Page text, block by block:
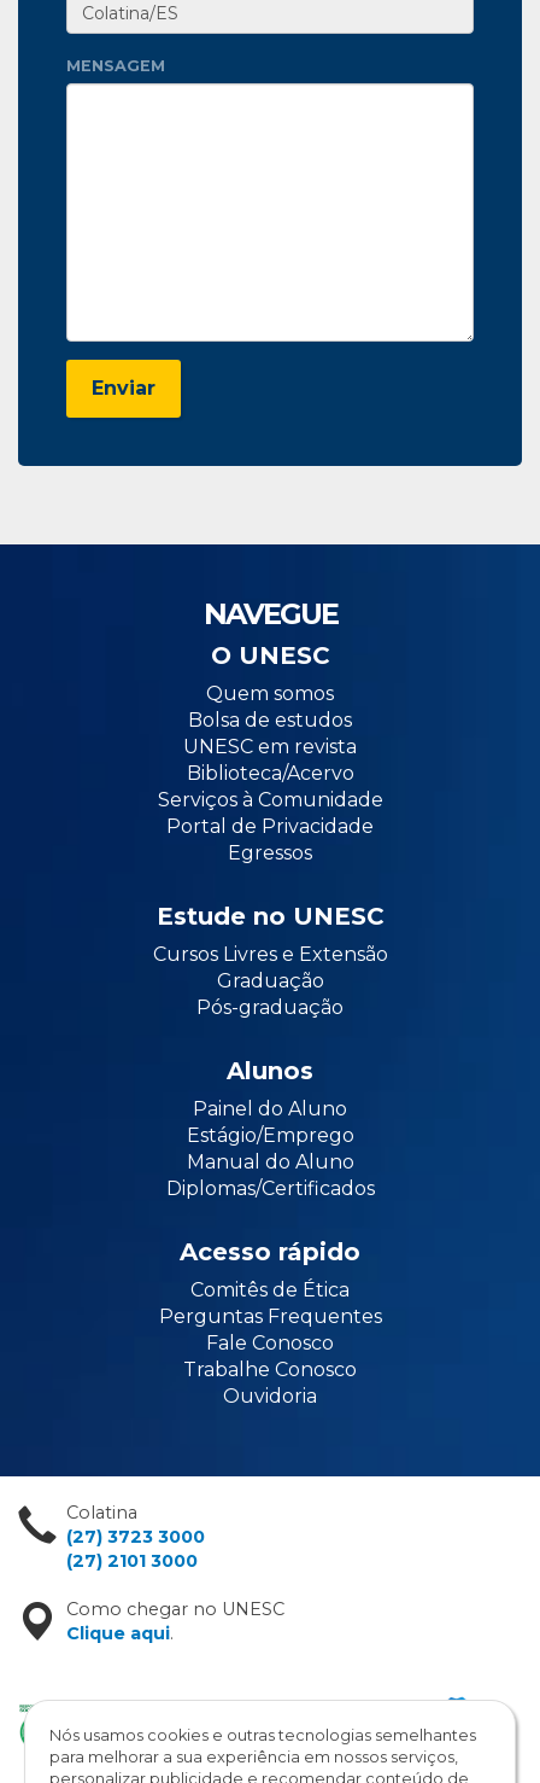
MENSAGEM
Enviar
NAVEGUE
O UNESC
Quem somos
Bolsa de estudos
UNESC em revista
Biblioteca/Acervo
Serviços à Comunidade
Portal de Privacidade
Egressos
Estude no UNESC
Cursos Livres e Extensão
Graduação
Pós-graduação
Alunos
Painel do Aluno
Estágio/Emprego
Manual do Aluno
Diplomas/Certificados
Acesso rápido
Comitês de Ética
Perguntas Frequentes
Fale Conosco
Trabalhe Conosco
Ouvidoria
Colatina
(27) 3723 3000
(27) 2101 3000
Como chegar no UNESC
Clique aqui.
Nós usamos cookies e outras tecnologias semelhantes
para melhorar a sua experiência em nossos serviços,
personalizar publicidade e recomendar conteúdo de